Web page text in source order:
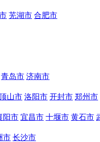
芜湖市 合肥市
青岛市 济南市
山市 洛阳市 开封市 郑州市
阳市 宜昌市 十堰市 黄石市
市 长沙市